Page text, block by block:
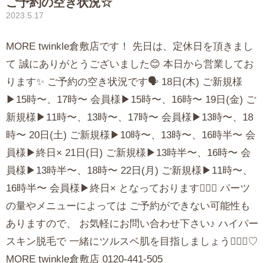
2023.5.17
MORE twinkle倉敷店です！ 先日は、定休日を頂きまし
て 誠にありがとうございました😊 本日から営業してお
ります✨ ご予約の空き状況です🗣 18日(木) ご新規様
▶︎15時〜、17時〜 会員様▶︎15時〜、16時〜 19日(金) ご
新規様▶︎11時〜、13時〜、17時〜 会員様▶︎13時〜、18
時〜 20日(土) ご新規様▶︎10時〜、13時〜、16時半〜 会
員様▶︎終日× 21日(日) ご新規様▶︎13時半〜、16時〜 会
員様▶︎13時半〜、18時〜 22日(月) ご新規様▶︎11時〜、
16時半〜 会員様▶︎終日× となっております💁🏻‍♀️ パーツ
の量やメニューによっては ご予約ができない可能性も
ありますので、 お気軽にお問い合わせ下さい♪ ハイパー
スキン脱毛で 一緒にツルスベ肌を目指しましょう🧏🏻‍♀️♡
MORE twinkle倉敷店 0120-441-505